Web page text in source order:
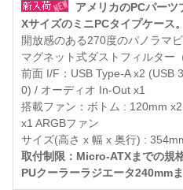
アメリカのPCパー
XサイズのミニPCタイプケース。
開放感のある270度のパノラマ
マグネット式ダストフィルター
前面 I/F：USB Type-A x2 (USB
0) / オーディオ In-Out x1
搭載ファン：ボトム : 120mm
x1 ARGBファン
サイズ(高さ x 幅 x 奥行) :
取付制限：Micro-ATXまでの規
PUクーラーラジエータ240mm